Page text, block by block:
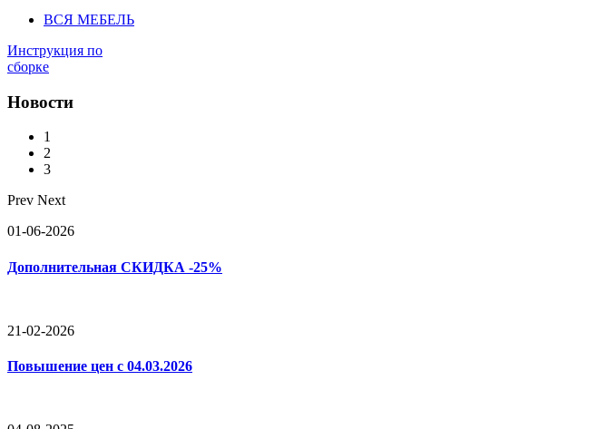
ВСЯ МЕБЕЛЬ
Инструкция по
сборке
Новости
1
2
3
Prev Next
01-06-2026
Дополнительная СКИДКА -25%
21-02-2026
Повышение цен с 04.03.2026